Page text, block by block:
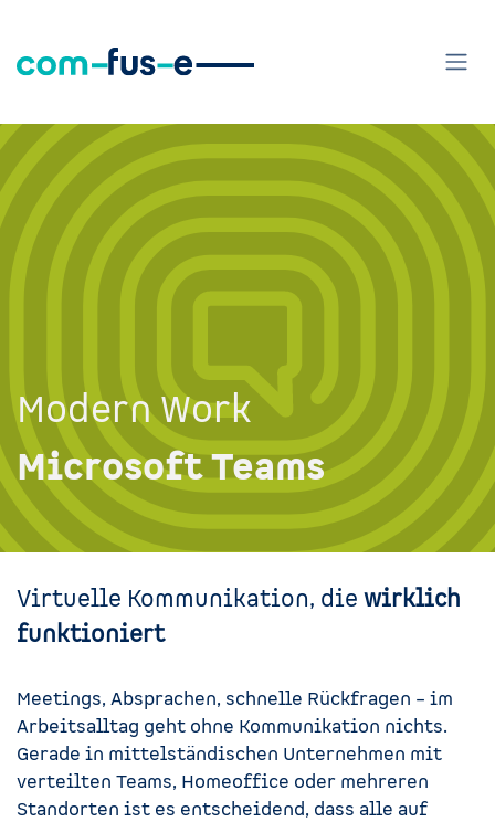
Modern Work
Microsoft Teams
Meetings, Absprachen, schnelle Rückfragen – im
Arbeitsalltag geht ohne Kommunikation nichts.
Gerade in mittelständischen Unternehmen mit
verteilten Teams, Homeoffice oder mehreren
Standorten ist es entscheidend, dass alle auf
Virtuelle Kommunikation, die wirklich
funktioniert